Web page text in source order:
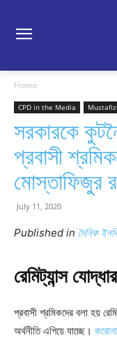
Home
CPD in the Media
সরকারকে
প্রবাসী
মোস্তাফিজুর
July 11, 2020
Published in দৈনিক
রেমিট্যান্স
প্রবাসী শ্রমিকদের বলা হয়
অর্থনীতি এগিয়ে যাচ্ছে। করোনা